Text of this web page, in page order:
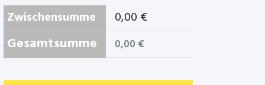
Zwischensumme 0,00 €
Gesamtsumme 0,00 €